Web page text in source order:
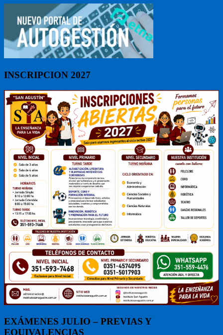
INSCRIPCION 2027
EXÁMENES JULIO – PREVIAS Y
EQUIVALENCIAS